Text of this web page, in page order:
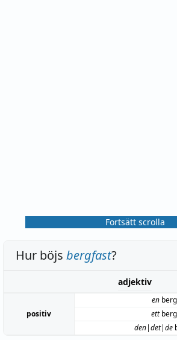
Fortsätt scrolla
Hur böjs bergfast?
adjektiv
positiv
en
ett
den|det|de